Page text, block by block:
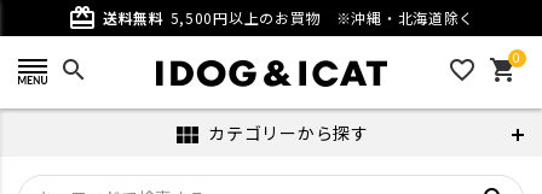
card_giftcard 送料無料 5,500円以上のお買物 ※沖縄・北海道除く
search favorite_outline 0
shopping_cart
view_module カテゴリーから探す